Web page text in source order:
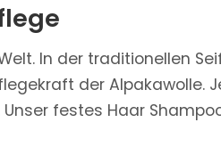
In der traditionellen
der Alpakawolle.
festes Haar